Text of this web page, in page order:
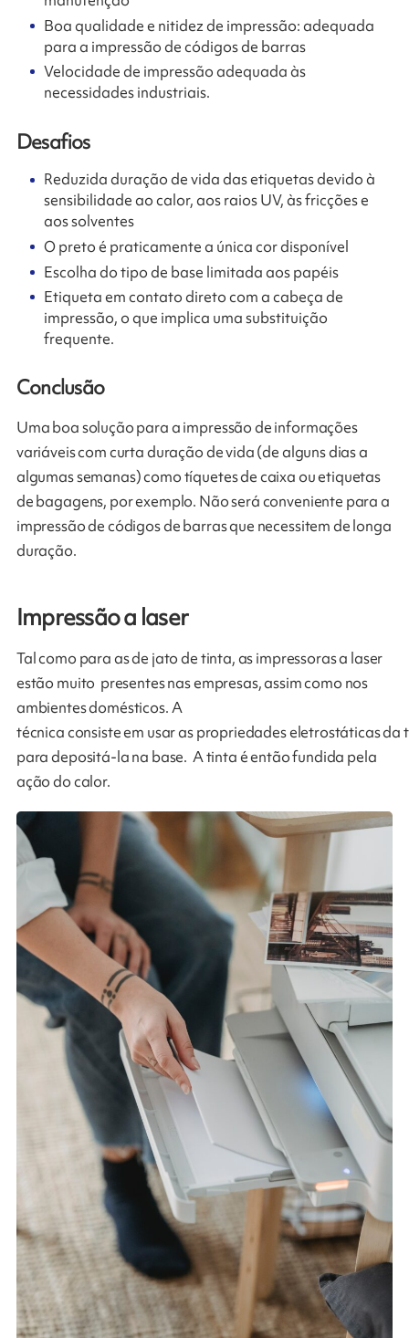
Boa qualidade e nitidez de impressão: adequada
para a impressão de códigos de barras
Velocidade de impressão adequada às
necessidades industriais.
Desafios
Reduzida duração de vida das etiquetas devido à
sensibilidade ao calor, aos raios UV, às fricções e
aos solventes
O preto é praticamente a única cor disponível
Escolha do tipo de base limitada aos papéis
Etiqueta em contato direto com a cabeça de
impressão, o que implica uma substituição
frequente.
Conclusão
Uma boa solução para a impressão de informações
variáveis com curta duração de vida (de alguns dias a
algumas semanas) como tíquetes de caixa ou etiquetas
de bagagens, por exemplo. Não será conveniente para a
impressão de códigos de barras que necessitem de longa
duração.
Impressão a laser
Tal como para as de jato de tinta, as impressoras a laser
estão muito presentes nas empresas, assim como nos
ambientes domésticos. A
técnica consiste em usar as propriedades eletrostáticas da
para depositá-la na base. A tinta é então fundida pela
ação do calor.